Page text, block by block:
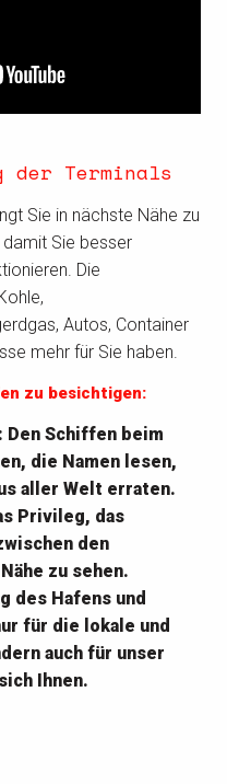
der Terminals
Sie in nächste Nähe zu
damit Sie besser
Die
Autos, Container
mehr für Sie haben.
zu besichtigen:
Den Schiffen beim
die Namen lesen,
aller Welt erraten.
Privileg, das
den
zu sehen.
des Hafens und
für die lokale und
auch für unser
Ihnen.